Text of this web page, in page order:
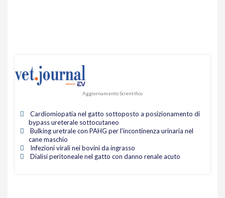
Aggiornamento Scientifico
Cardiomiopatia nel gatto sottoposto a posizionamento di
bypass ureterale sottocutaneo
Bulking uretrale con PAHG per l'incontinenza urinaria nel
cane maschio
Infezioni virali nei bovini da ingrasso
Dialisi peritoneale nel gatto con danno renale acuto